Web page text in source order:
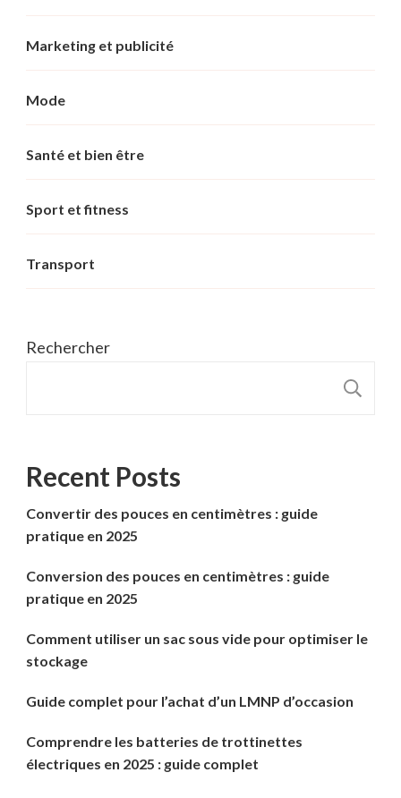
Marketing et publicité
Mode
Santé et bien être
Sport et fitness
Transport
Rechercher
Recent Posts
Convertir des pouces en centimètres : guide
pratique en 2025
Conversion des pouces en centimètres : guide
pratique en 2025
Comment utiliser un sac sous vide pour optimiser le
stockage
Guide complet pour l’achat d’un LMNP d’occasion
Comprendre les batteries de trottinettes
électriques en 2025 : guide complet